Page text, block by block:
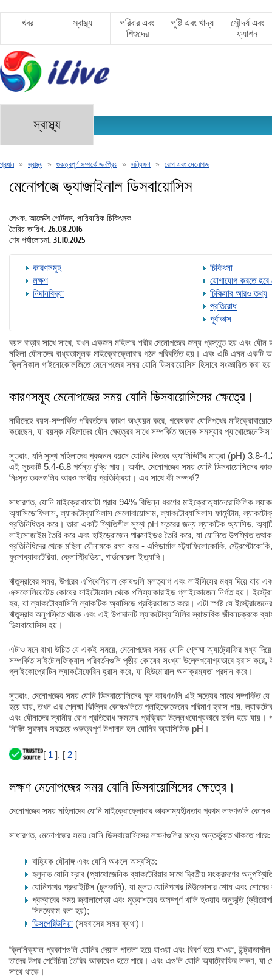
খবর স্বাস্থ্য
পরিবার এবং
শিশুদের
পুষ্টি এবং খাদ্য
সৌন্দর্য এবং
ফ্যাশন
স্বাস্থ্য
প্রধান » স্বাস্থ্য » গুরুত্বপূর্ণ সম্পর্কে জনপ্রিয় » সন্ধিক্ষণ » রোগ এবং মেনোপজ
মেনোপজে ভ্যাজাইনাল ডিসবায়োসিস
লেখক: আলেক্সি পোর্টনভ, পারিবারিক চিকিৎসক
তৈরির তারিখ: 26.08.2016
শেষ পর্যালোচনা: 31.10.2025
কারণসমূহ
লক্ষণ
নিদানবিদ্যা
চিকিৎসা
যোগাযোগ করতে
চিকিত্সার আরও তথ্য
প্রতিরোধ
পূর্বাভাস
বয়স বাড়ার সাথে সাথে, যখন একজন মহিলার শরীর মেনোপজের জন্য প্রস্তুত হয় এবং যৌন
মহিলা যৌনাঙ্গের বাধ্যতামূলক মাইক্রোফ্লোরার গঠন পরিবর্তিত হয়। এবং এটি এমন একটি
ক্লিনিকাল গাইনোকোলজিতে মেনোপজের সময় যোনি ডিসবায়োসিস হিসাবে সংজ্ঞায়িত করা
কারণসমূহ মেনোপজের সময় যোনি ডিসবায়োসিসের ক্ষেত্রে।
নারীদেহে বয়স-সম্পর্কিত পরিবর্তনের কারণ অধ্যয়ন করে, গবেষকরা যোনিপথের
করেছেন, যা বয়স্ক মহিলাদের যৌন ক্ষেত্রের সাথে সম্পর্কিত অনেক সমস্যার
সুতরাং, যদি সুস্থ মহিলাদের প্রজনন বয়সে যোনির ভিতরে অ্যাসিডিটির মাত্রা (pH) 3.8-
এই সূচকটি 5.4-6.8 পর্যন্ত বৃদ্ধি পায়। অর্থাৎ, মেনোপজের সময় যোনি ডিসবায়োসিসের কারণ
নিঃসৃত তরলগুলির আরও ক্ষারীয় প্রতিক্রিয়া। এর সাথে কী সম্পর্ক?
সাধারণত, যোনি মাইক্রোবায়োটা প্রায় 94% বিভিন্ন ধরণের মাইক্রোঅ্যানেরোফিলিক
অ্যাসিডোফিলাস, ল্যাকটোব্যাসিলাস সেলোবায়োসাম, ল্যাকটোব্যাসিলাস ফার্মেন্টাম,
প্রতিনিধিত্ব করে। তারা একটি স্থিতিশীল সুস্থ pH স্তরের জন্য ল্যাকটিক অ্যাসিড,
লাইসোজাইম তৈরি করে এবং হাইড্রোজেন পারক্সাইডও তৈরি করে, যা যোনিতে উপস্থিত
প্রতিনিধিদের থেকে মহিলা যৌনাঙ্গকে রক্ষা করে - এপিডার্মাল স্ট্যাফিলোকোকি,
ফুসোব্যাকটেরিয়া, ক্লোস্ট্রিডিয়া, গার্ডনেরেলা ইত্যাদি।
ঋতুস্রাবের সময়, উপরের এপিথেলিয়াল কোষগুলি মলত্যাগ এবং লাইসিসের মধ্য দিয়ে যায়
এক্সফোলিয়েটেড কোষের সাইটোসোল থেকে পলিস্যাকারাইড গ্লাইকোজেন নির্গত হয়।
হয়, যা ল্যাকটোব্যাসিলি ল্যাকটিক অ্যাসিডে প্রক্রিয়াজাত করে। এটা স্পষ্ট যে
ঋতুস্রাব অনুপস্থিত থাকে এবং এই উপাদানটি ল্যাকটোব্যাসিলির স্বাভাবিক জীবনচক্রকে
ডিসবায়োসিস হয়।
এটাও মনে রাখা উচিত যে একই সময়ে, মেনোপজের সময় যোনি শ্লেষ্মা অ্যাট্রোফির মধ্য
সম্পর্কিত সাইটোলজিক্যাল পরিবর্তনগুলি পৃষ্ঠীয় কোষের সংখ্যা উল্লেখযোগ্যভাবে হ্রাস
গ্লাইকোপ্রোটিন ল্যাকটোফেরিন হ্রাস করে, যা হিউমোরাল অনাক্রম্যতা প্রদান করে।
সুতরাং, মেনোপজের সময় যোনি ডিসবায়োসিসের মূল কারণগুলি এই সত্যের সাথে সম্পর্কিত যে
হয়ে যায়, তখন এর শ্লেষ্মা ঝিল্লির কোষগুলিতে গ্লাইকোজেনের পরিমাণ হ্রাস পায়,
এবং যৌনাঙ্গের স্থানীয় রোগ প্রতিরোধ ক্ষমতার প্রক্রিয়া উল্লেখযোগ্যভাবে দুর্বল হয়ে
নির্দিষ্ট সুরক্ষার সবচেয়ে গুরুত্বপূর্ণ উপাদান হল যোনির অ্যাসিডিক pH।
[ 1 ], [ 2 ]
লক্ষণ মেনোপজের সময় যোনি ডিসবায়োসিসের ক্ষেত্রে।
মেনোপজের সময় মহিলাদের যোনি মাইক্রোফ্লোরার ভারসাম্যহীনতার প্রথম লক্ষণগুলি
সাধারণত, মেনোপজের সময় যোনি ডিসবায়োসিসের লক্ষণগুলির মধ্যে অন্তর্ভুক্ত থাকতে পারে:
বাহ্যিক যৌনাঙ্গ এবং যোনি অঞ্চলে অস্বস্তি:
হলুদাভ যোনি স্রাব (প্যাথোজেনিক ব্যাকটেরিয়ার সাথে দ্বিতীয় সংক্রমণের
যোনিপথের প্রুরাইটিস (চুলকানি), যা মূলত যোনিপথের মিউকোসার শোষ এবং শোষের
প্রস্রাবের সময় জ্বালাপোড়া এবং মূত্রাশয়ের অসম্পূর্ণ খালি হওয়ার অনুভূতি
সিনড্রোম বলা হয়);
ডিসপেরিউনিয়া (সহবাসের সময় ব্যথা)।
ক্লিনিক্যাল প্রকাশগুলি যোনির দেয়াল পাতলা হয়ে যাওয়া এবং বিবর্ণ হয়ে যাওয়া,
তাদের উপর পেটেচিয়া তৈরির আকারেও হতে পারে। এবং এগুলি যোনি অ্যাট্রোফির লক্ষণ, যা
সাথে থাকে।